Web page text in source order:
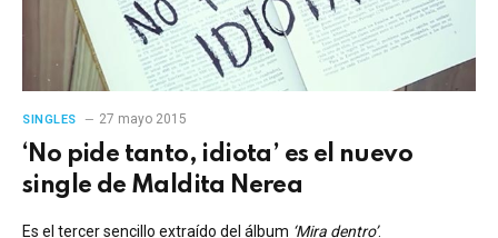
SINGLES 27 mayo 2015
‘No pide tanto, idiota’ es el nuevo
single de Maldita Nerea
Es el tercer sencillo extraído del álbum ‘Mira dentro’.